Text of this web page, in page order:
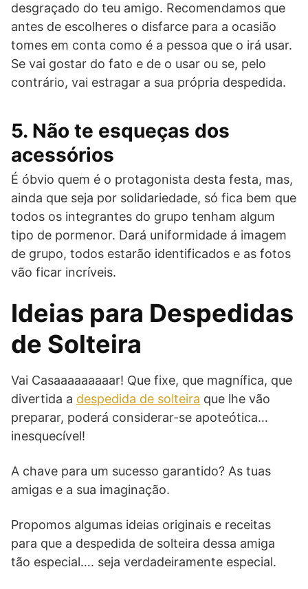
desgraçado do teu amigo. Recomendamos que
antes de escolheres o disfarce para a ocasião
tomes em conta como é a pessoa que o irá usar.
Se vai gostar do fato e de o usar ou se, pelo
contrário, vai estragar a sua própria despedida.
5. Não te esqueças dos
acessórios
É óbvio quem é o protagonista desta festa, mas,
ainda que seja por solidariedade, só fica bem que
todos os integrantes do grupo tenham algum
tipo de pormenor. Dará uniformidade á imagem
de grupo, todos estarão identificados e as fotos
vão ficar incríveis.
Ideias para Despedidas
de Solteira
Vai Casaaaaaaaaar! Que fixe, que magnífica, que
divertida a despedida de solteira que lhe vão
preparar, poderá considerar-se apoteótica…
inesquecível!
A chave para um sucesso garantido? As tuas
amigas e a sua imaginação.
Propomos algumas ideias originais e receitas
para que a despedida de solteira dessa amiga
tão especial…. seja verdadeiramente especial.